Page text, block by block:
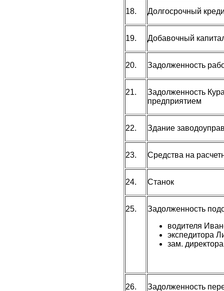
18. Долгосрочный
19. Добавочный
20. Задолженность
21.
Задолженность
предприятием
22. Здание
23. Средства на
24. Станок
25.
Задолженность
водителя
экспедитора
зам.
26. Задолженность